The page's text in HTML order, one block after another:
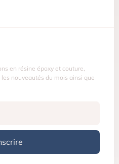
en résine époxy et couture,
nouveautés du mois ainsi que